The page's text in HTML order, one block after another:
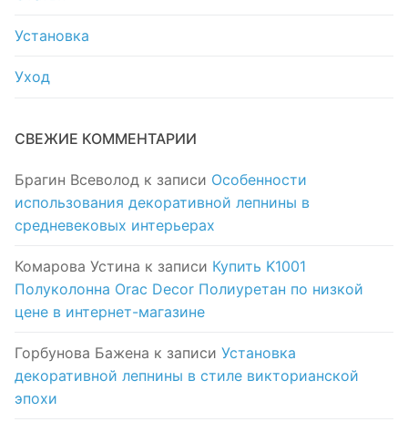
Установка
Уход
СВЕЖИЕ КОММЕНТАРИИ
Брагин Всеволод к записи Особенности
использования декоративной лепнины в
средневековых интерьерах
Комарова Устина к записи Купить K1001
Полуколонна Orac Decor Полиуретан по низкой
цене в интернет-магазине
Горбунова Бажена к записи Установка
декоративной лепнины в стиле викторианской
эпохи